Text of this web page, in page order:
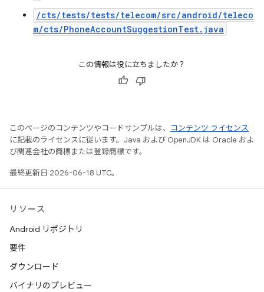
/cts/tests/tests/telecom/src/android/teleco
m/cts/PhoneAccountSuggestionTest.java
この情報は役に立ちましたか？
このページのコンテンツやコードサンプルは、
コンテンツ ライセンス
に記載のライセンスに従います。Java および OpenJDK は Oracle およ
び関連会社の商標または登録商標です。
最終更新日 2026-06-18 UTC。
リソース
Android リポジトリ
要件
ダウンロード
バイナリのプレビュー